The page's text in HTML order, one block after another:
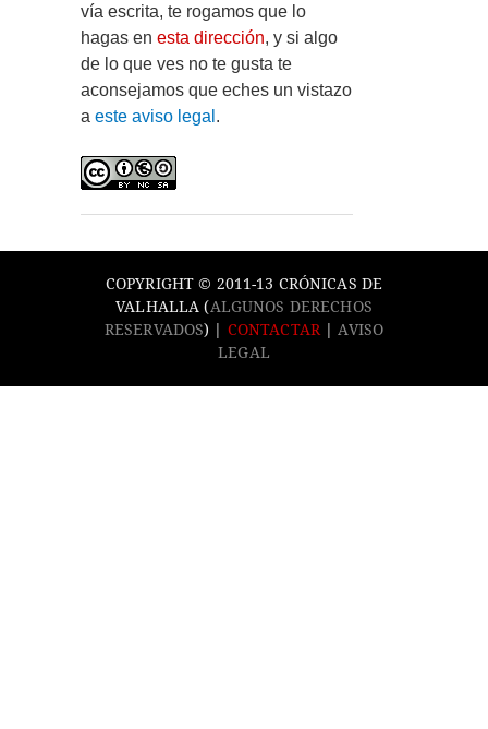
vía escrita, te rogamos que lo
hagas en esta dirección, y si algo
de lo que ves no te gusta te
aconsejamos que eches un vistazo
a este aviso legal .
COPYRIGHT © 2011-13 CRÓNICAS DE
VALHALLA (ALGUNOS DERECHOS
RESERVADOS) | CONTACTAR|AVISO
LEGAL